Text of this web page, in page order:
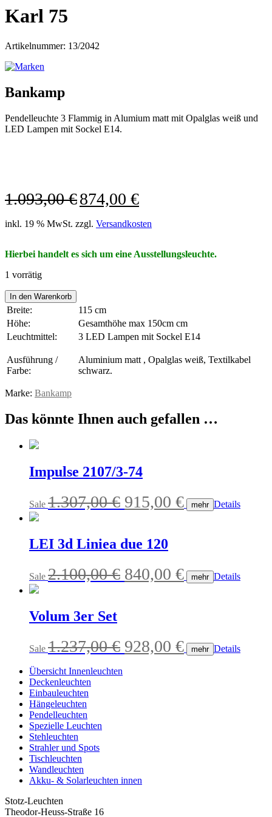
Karl 75
Artikelnummer: 13/2042
Bankamp
Pendelleuchte 3 Flammig in Alumium matt mit Opalglas weiß und
LED Lampen mit Sockel E14.
1.093,00€ Ursprünglicher
Preis
1.093,00 €
874,00 €Aktueller
Preis
874,00 €.
inkl. 19 % MwSt. zzgl. Versandkosten
Hierbei handelt es sich um eine Ausstellungsleuchte.
1 vorrätig
Karl
75
Menge
In den Warenkorb
Breite:
115 cm
Höhe:
Gesamthöhe max 150cm cm
Leuchtmittel:
3 LED Lampen mit Sockel E14
Ausführung /
Farbe:
Aluminium matt , Opalglas weiß, Textilkabel
schwarz.
Marke: Bankamp
Das könnte Ihnen auch gefallen …
Impulse 2107/3-74
Sale 1.307,00€ Ursprünglicher
war:
915,00 €Aktueller
mehr Details
LEI 3d Liniea due 120
Sale 2.100,00€ Ursprünglicher
840,00 €Aktueller
mehr Details
Volum 3er Set
Sale 1.237,00€ Ursprünglicher
928,00 €Aktueller
mehr Details
Übersicht Innenleuchten
Deckenleuchten
Einbauleuchten
Hängeleuchten
Pendelleuchten
Spezielle Leuchten
Stehleuchten
Strahler und Spots
Tischleuchten
Wandleuchten
Akku- & Solarleuchten innen
Stotz-Leuchten
Theodor-Heuss-Straße 16